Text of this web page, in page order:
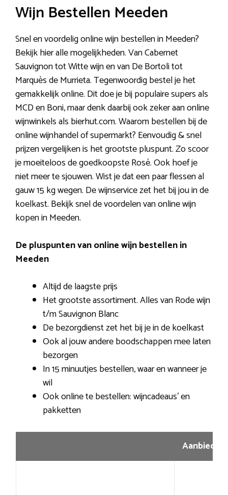
Wijn Bestellen Meeden
Snel en voordelig online wijn bestellen in Meeden?
Bekijk hier alle mogelijkheden. Van Cabernet
Sauvignon tot Witte wijn en van De Bortoli tot
Marquès de Murrieta. Tegenwoordig bestel je het
gemakkelijk online. Dit doe je bij populaire supers als
MCD en Boni, maar denk daarbij ook zeker aan online
wijnwinkels als bierhut.com. Waarom bestellen bij de
online wijnhandel of supermarkt? Eenvoudig & snel
prijzen vergelijken is het grootste pluspunt. Zo scoor
je moeiteloos de goedkoopste Rosé. Ook hoef je
niet meer te sjouwen. Wist je dat een paar flessen al
gauw 15 kg wegen. De wijnservice zet het bij jou in de
koelkast. Bekijk snel de voordelen van online wijn
kopen in Meeden.
De pluspunten van online wijn bestellen in
Meeden
Altijd de laagste prijs
Het grootste assortiment. Alles van Rode wijn
t/m Sauvignon Blanc
De bezorgdienst zet het bij je in de koelkast
Ook al jouw andere boodschappen mee laten
bezorgen
In 15 minuutjes bestellen, waar en wanneer je
wil
Ook online te bestellen: wijncadeaus’ en
pakketten